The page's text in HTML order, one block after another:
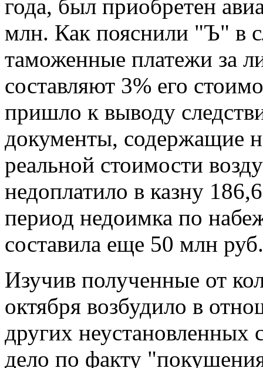
года, был приобретен
млн. Как пояснили "Ъ" в
таможенные платежи за
составляют 3% его
пришло к выводу
документы, содержащие
реальной стоимости
недоплатило в казну
период недоимка по
составила еще 50 млн руб.
Изучив полученные от
октября возбудило в
других неустановленных
дело по факту